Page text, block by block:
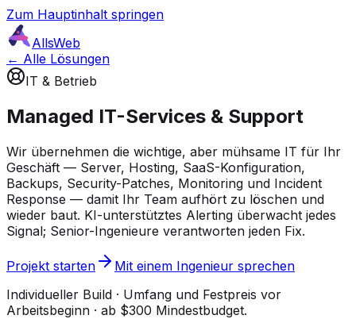
Zum Hauptinhalt springen
AllsWeb
← Alle Lösungen
IT & Betrieb
Managed IT-Services & Support
Wir übernehmen die wichtige, aber mühsame IT für Ihr
Geschäft — Server, Hosting, SaaS-Konfiguration,
Backups, Security-Patches, Monitoring und Incident
Response — damit Ihr Team aufhört zu löschen und
wieder baut. KI-unterstütztes Alerting überwacht jedes
Signal; Senior-Ingenieure verantworten jeden Fix.
Projekt starten
Mit einem Ingenieur sprechen
Individueller Build · Umfang und Festpreis vor
Arbeitsbeginn · ab $300 Mindestbudget.